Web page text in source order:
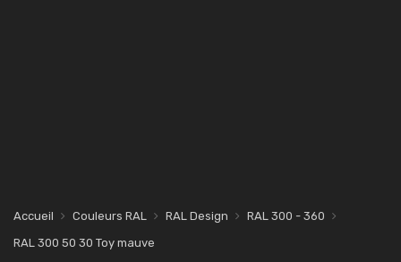
Accueil Couleurs RAL RAL Design
RAL 300 - 360
RAL 300 50 30 Toy mauve